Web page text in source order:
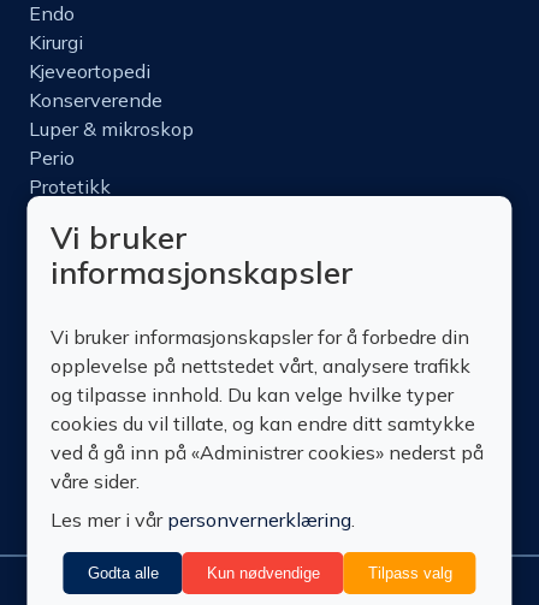
Endo
Kirurgi
Kjeveortopedi
Konserverende
Luper & mikroskop
Perio
Protetikk
Nettbutikk
Om oss
Kontakt oss
© Technomedics Personvern Nedlastinger Vilkår Retur
Vi bruker
informasjonskapsler
Vi bruker informasjonskapsler for å forbedre din
opplevelse på nettstedet vårt, analysere trafikk
og tilpasse innhold. Du kan velge hvilke typer
cookies du vil tillate, og kan endre ditt samtykke
ved å gå inn på «Administrer cookies» nederst på
våre sider.
Les mer i vår personvernerklæring.
Godta alle Kun nødvendige Tilpass valg